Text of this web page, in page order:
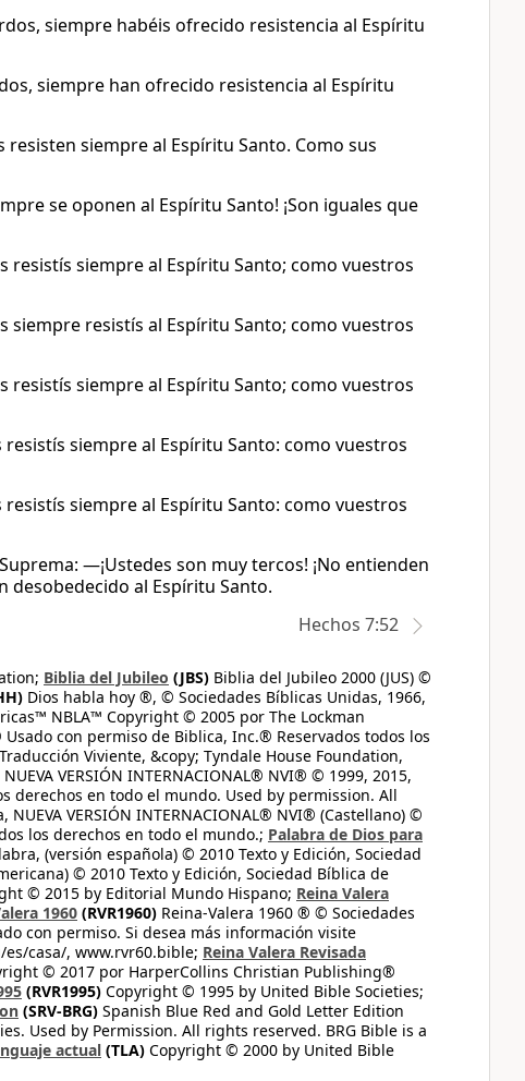
siempre habéis ofrecido resistencia al Espíritu
siempre han ofrecido resistencia al Espíritu
siempre al Espíritu Santo. Como sus
se oponen al Espíritu Santo! ¡Son iguales que
resistís siempre al Espíritu Santo; como vuestros
siempre resistís al Espíritu Santo; como vuestros
resistís siempre al Espíritu Santo; como vuestros
siempre al Espíritu Santo: como vuestros
siempre al Espíritu Santo: como vuestros
—¡Ustedes son muy tercos! ¡No entienden
desobedecido al Espíritu Santo.
Hechos 7:52
Biblia del Jubileo (JBS) Biblia del Jubileo 2000 (JUS) ©
Dios habla hoy ®, © Sociedades Bíblicas Unidas, 1966,
NBLA™ Copyright © 2005 por The Lockman
con permiso de Biblica, Inc.® Reservados todos los
Viviente, &copy; Tyndale House Foundation,
VERSIÓN INTERNACIONAL® NVI® © 1999, 2015,
derechos en todo el mundo. Used by permission. All
NUEVA VERSIÓN INTERNACIONAL® NVI® (Castellano) ©
los derechos en todo el mundo.; Palabra de Dios para
(versión española) © 2010 Texto y Edición, Sociedad
© 2010 Texto y Edición, Sociedad Bíblica de
© 2015 by Editorial Mundo Hispano; Reina Valera
1960 (RVR1960) Reina-Valera 1960 ® © Sociedades
con permiso. Si desea más información visite
casa/, www.rvr60.bible; Reina Valera Revisada
© 2017 por HarperCollins Christian Publishing®
(RVR1995) Copyright © 1995 by United Bible Societies;
(SRV-BRG) Spanish Blue Red and Gold Letter Edition
Used by Permission. All rights reserved. BRG Bible is a
actual (TLA) Copyright © 2000 by United Bible